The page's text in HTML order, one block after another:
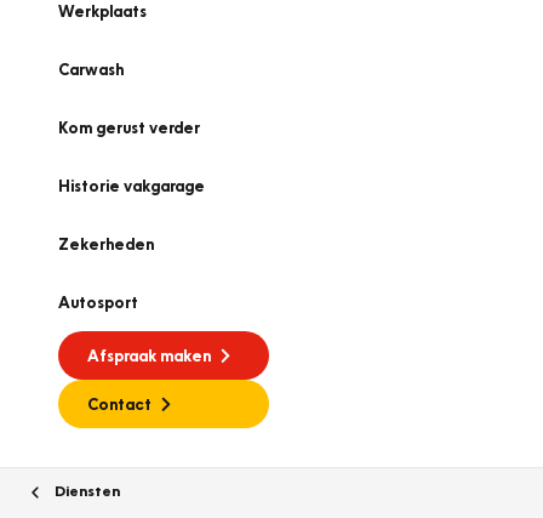
Werkplaats
Carwash
Kom gerust verder
Historie vakgarage
Zekerheden
Autosport
Afspraak maken
Contact
Diensten